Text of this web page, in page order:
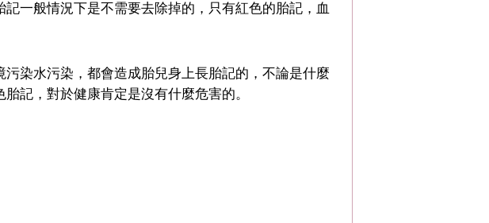
一般情況下是不需要去除掉的，只有紅色的胎記，血
染水污染，都會造成胎兒身上長胎記的，不論是什麼
記，對於健康肯定是沒有什麼危害的。